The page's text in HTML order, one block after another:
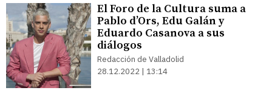
El Foro de la Cultura suma a
Pablo d’Ors, Edu Galán y
Eduardo Casanova a sus
diálogos
Redacción de Valladolid
28.12.2022 | 13:14